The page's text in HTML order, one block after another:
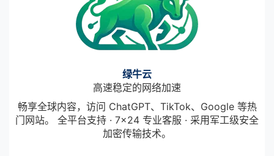
绿牛云
高速稳定的网络加速
畅享全球内容，访问 ChatGPT、TikTok、Google 等热
门网站。 全平台支持 · 7×24 专业客服 · 采用军工级安全
加密传输技术。